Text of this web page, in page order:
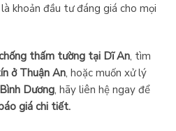
khoản đầu tư đáng giá cho mọi
thấm tường tại Dĩ An, tìm
ở Thuận An, hoặc muốn xử lý
Dương, hãy liên hệ ngay để
giá chi tiết.